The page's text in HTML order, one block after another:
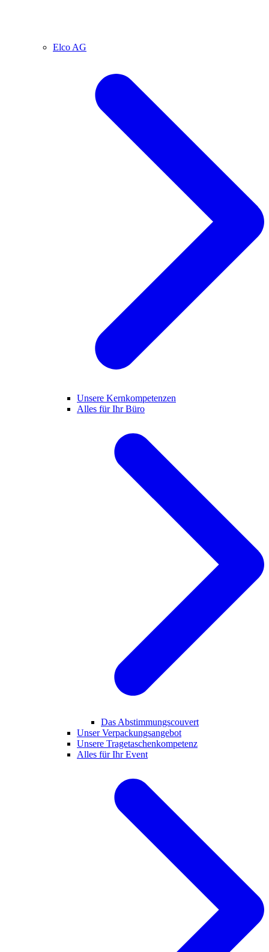
Elco AG
Unsere Kernkompetenzen
Alles für Ihr Büro
Das Abstimmungscouvert
Unser Verpackungsangebot
Unsere Tragetaschenkompetenz
Alles für Ihr Event